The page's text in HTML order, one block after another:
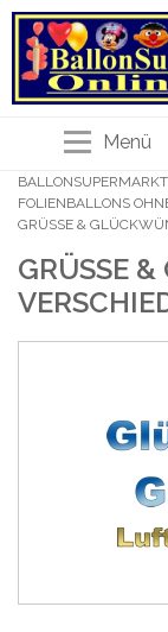
Menü
BALLONSUPERMARKT
FOLIENBALLONS
GRÜSSE &
GRÜSSE &